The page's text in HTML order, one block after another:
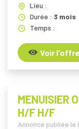
Lieu :
Durée : 3 mois
Temps :
Voir l'offre
MENUISIER
H/F H/F
Annonce publiée le